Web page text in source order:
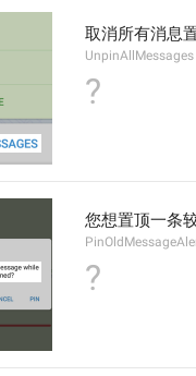
取消所有消息
UnpinAllMessages
?
您想置顶一条
?